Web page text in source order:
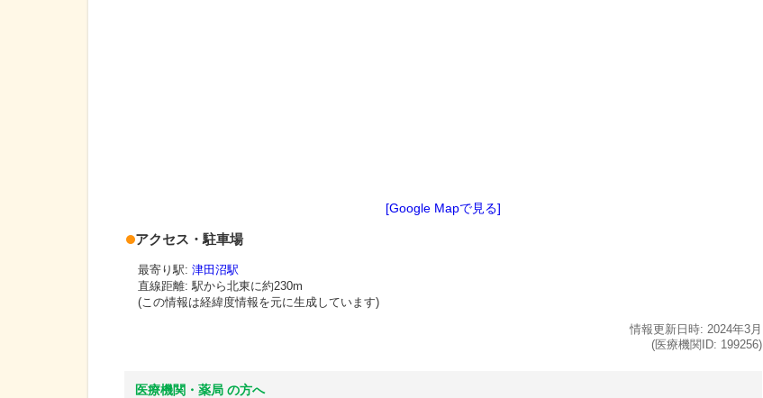
[Google Mapで見る]
アクセス・駐車場
最寄り駅: 津田沼駅
直線距離: 駅から北東に約230m
(この情報は経緯度情報を元に生成しています)
情報更新日時: 2024年3月
(医療機関ID: 199256)
医療機関・薬局 の方へ